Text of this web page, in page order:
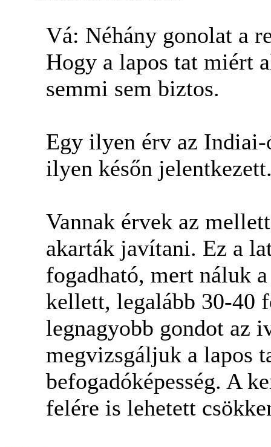
Vá: Néhány gonolat a
Hogy a lapos tat miért
semmi sem biztos.
Egy ilyen érv az Indiai-
ilyen későn
Vannak érvek az
akarták javítani. Ez a
fogadható, mert náluk
kellett, legalább 30-40
legnagyobb gondot az
megvizsgáljuk a lapos
befogadóképesség. A
felére is lehetett